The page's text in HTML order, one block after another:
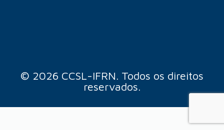
© 2026 CCSL-IFRN. Todos os direitos
reservados.